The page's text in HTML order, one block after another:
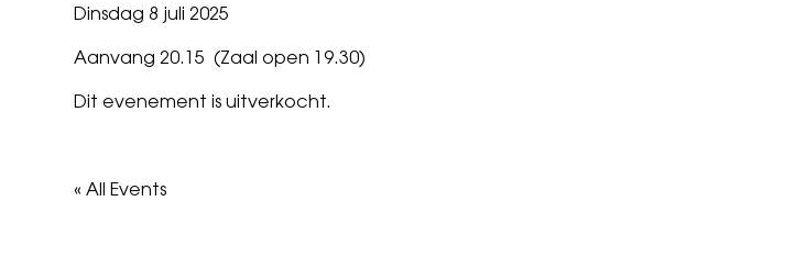
Dinsdag 8 juli 2025
Aanvang 20.15 (Zaal open 19.30)
Dit evenement is uitverkocht.
« All Events